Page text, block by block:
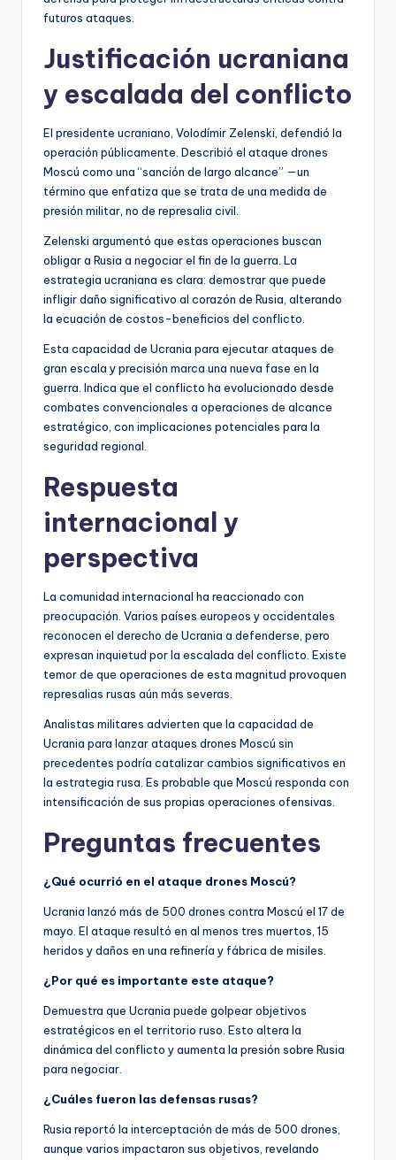
futuros ataques.
Justificación ucraniana
y escalada del conflicto
El presidente ucraniano, Volodímir Zelenski, defendió la
operación públicamente. Describió el ataque drones
Moscú como una “sanción de largo alcance” —un
término que enfatiza que se trata de una medida de
presión militar, no de represalia civil.
Zelenski argumentó que estas operaciones buscan
obligar a Rusia a negociar el fin de la guerra. La
estrategia ucraniana es clara: demostrar que puede
infligir daño significativo al corazón de Rusia, alterando
la ecuación de costos-beneficios del conflicto.
Esta capacidad de Ucrania para ejecutar ataques de
gran escala y precisión marca una nueva fase en la
guerra. Indica que el conflicto ha evolucionado desde
combates convencionales a operaciones de alcance
estratégico, con implicaciones potenciales para la
seguridad regional.
Respuesta
internacional y
perspectiva
La comunidad internacional ha reaccionado con
preocupación. Varios países europeos y occidentales
reconocen el derecho de Ucrania a defenderse, pero
expresan inquietud por la escalada del conflicto. Existe
temor de que operaciones de esta magnitud provoquen
represalias rusas aún más severas.
Analistas militares advierten que la capacidad de
Ucrania para lanzar ataques drones Moscú sin
precedentes podría catalizar cambios significativos en
la estrategia rusa. Es probable que Moscú responda con
intensificación de sus propias operaciones ofensivas.
Preguntas frecuentes
¿Qué ocurrió en el ataque drones Moscú?
Ucrania lanzó más de 500 drones contra Moscú el 17 de
mayo. El ataque resultó en al menos tres muertos, 15
heridos y daños en una refinería y fábrica de misiles.
¿Por qué es importante este ataque?
Demuestra que Ucrania puede golpear objetivos
estratégicos en el territorio ruso. Esto altera la
dinámica del conflicto y aumenta la presión sobre Rusia
para negociar.
¿Cuáles fueron las defensas rusas?
Rusia reportó la interceptación de más de 500 drones,
aunque varios impactaron sus objetivos, revelando